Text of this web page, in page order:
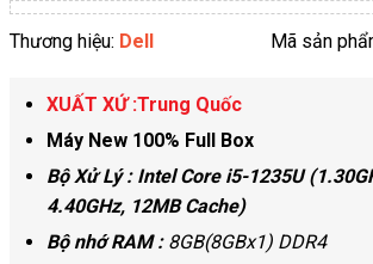
xếp
5
Thương hiệu: Dell Mã sản
XUẤT XỨ :Trung Quốc
Máy New 100% Full Box
Bộ Xử Lý : Intel Core i5-1235U
4.40GHz, 12MB Cache)
Bộ nhớ RAM :8GB(8GBx1) DDR4